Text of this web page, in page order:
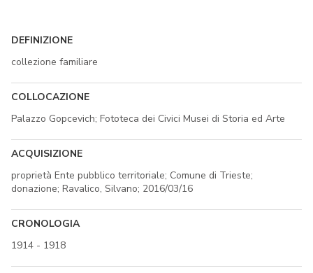
DEFINIZIONE
collezione familiare
COLLOCAZIONE
Palazzo Gopcevich; Fototeca dei Civici Musei di Storia ed Arte
ACQUISIZIONE
proprietà Ente pubblico territoriale; Comune di Trieste;
donazione; Ravalico, Silvano; 2016/03/16
CRONOLOGIA
1914 - 1918